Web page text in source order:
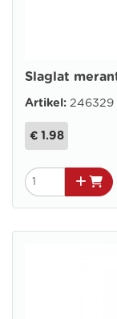
Slaglat
Artikel: 246329
€ 1.98